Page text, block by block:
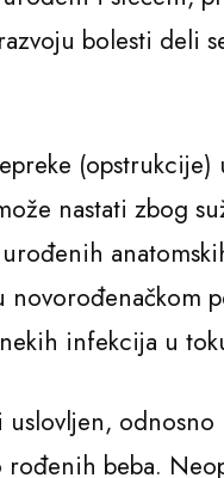
bolesti deli
nastati zbog
infekcija u
odnosno
rođenih beba.